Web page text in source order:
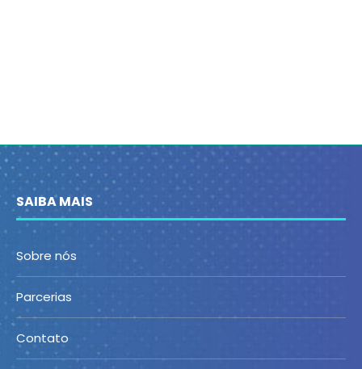
SAIBA MAIS
Sobre nós
Parcerias
Contato